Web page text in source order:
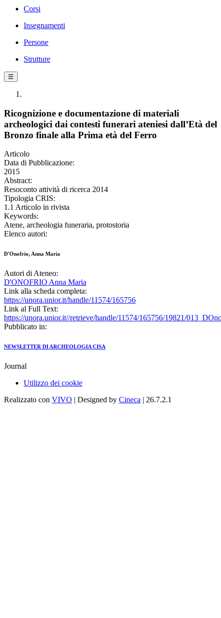
Corsi
Insegnamenti
Persone
Strutture
☰
Ricognizione e documentazione di materiali
archeologici dai contesti funerari ateniesi dall’Età del
Bronzo finale alla Prima età del Ferro
Articolo
Data di Pubblicazione:
2015
Abstract:
Resoconto attività di ricerca 2014
Tipologia CRIS:
1.1 Articolo in rivista
Keywords:
Atene, archeologia funeraria, protostoria
Elenco autori:
D'Onofrio, Anna Maria
Autori di Ateneo:
D'ONOFRIO Anna Maria
Link alla scheda completa:
https://unora.unior.it/handle/11574/165756
Link al Full Text:
https://unora.unior.it//retrieve/handle/11574/165756/19821/
Pubblicato in:
NEWSLETTER DI ARCHEOLOGIA CISA
Journal
Utilizzo dei cookie
Realizzato con VIVO | Designed by Cineca | 26.7.2.1